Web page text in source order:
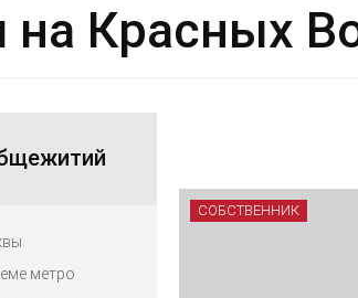
на Красных
метро
СОБСТВЕННИК